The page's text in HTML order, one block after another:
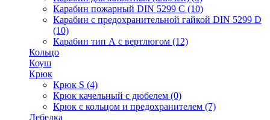
Карабин пожарный DIN 5299 C (10)
Карабин с предохранительной гайкой DIN 5299 D
(10)
Карабин тип А с вертлюгом (12)
Кольцо
Коуш
Крюк
Крюк S (4)
Крюк качельный с дюбелем (0)
Крюк с кольцом и предохранителем (7)
Лебедка